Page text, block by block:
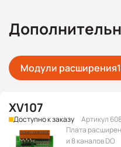
Модули расширения
XV107
Доступно к заказу
Артикул
Плата
и 8 каналов DO